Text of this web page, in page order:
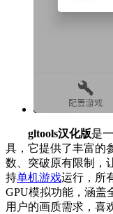
gltools汉化版是
具，它提供了丰富的
数、突破原有限制，
持单机游戏运行，所
GPU模拟功能，涵盖
用户的画质需求，喜